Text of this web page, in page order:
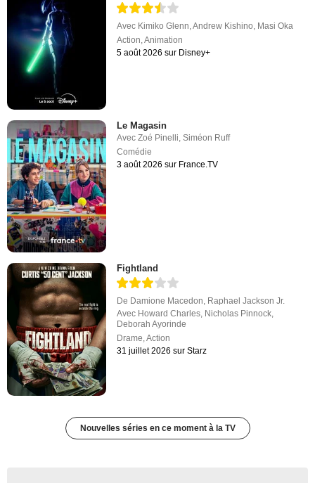
Avec Kimiko Glenn ,Andrew Kishino Masi Oka
Action ,Animation
5 août 2026 sur Disney+
Le Magasin
AvecZoé Pinelli,Siméon Ruff
Comédie
3 août 2026 sur France.TV
Fightland
De Damione Macedon, Raphael Jackson Jr.
Avec Howard Charles, Nicholas Pinnock,
Deborah Ayorinde
Drame,Action
31 juillet 2026 sur Starz
Nouvelles séries en ce moment à la TV